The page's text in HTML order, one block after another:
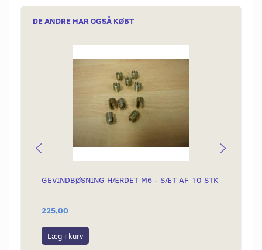
DE ANDRE HAR OGSÅ KØBT
GEVINDBØSNING HÆRDET M6 - SÆT AF 10 STK
225,00
Læg i kurv